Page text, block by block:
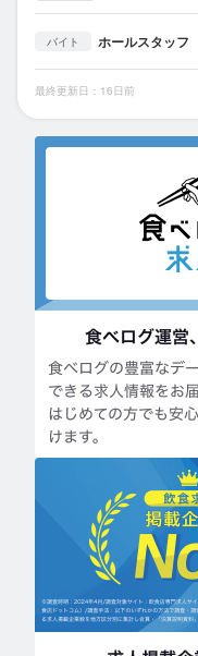
バイト ホールスタッフ
最終更新日：16日前